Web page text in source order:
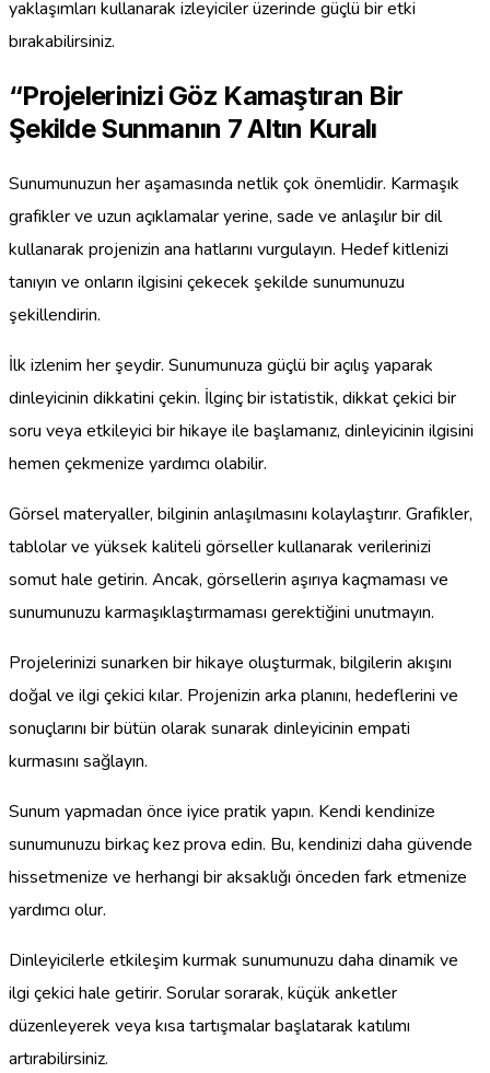
yaklaşımları kullanarak izleyiciler üzerinde güçlü bir etki
bırakabilirsiniz.
“Projelerinizi Göz Kamaştıran Bir
Şekilde Sunmanın 7 Altın Kuralı
Sunumunuzun her aşamasında netlik çok önemlidir. Karmaşık
grafikler ve uzun açıklamalar yerine, sade ve anlaşılır bir dil
kullanarak projenizin ana hatlarını vurgulayın. Hedef kitlenizi
tanıyın ve onların ilgisini çekecek şekilde sunumunuzu
şekillendirin.
İlk izlenim her şeydir. Sunumunuza güçlü bir açılış yaparak
dinleyicinin dikkatini çekin. İlginç bir istatistik, dikkat çekici bir
soru veya etkileyici bir hikaye ile başlamanız, dinleyicinin ilgisini
hemen çekmenize yardımcı olabilir.
Görsel materyaller, bilginin anlaşılmasını kolaylaştırır. Grafikler,
tablolar ve yüksek kaliteli görseller kullanarak verilerinizi
somut hale getirin. Ancak, görsellerin aşırıya kaçmaması ve
sunumunuzu karmaşıklaştırmaması gerektiğini unutmayın.
Projelerinizi sunarken bir hikaye oluşturmak, bilgilerin akışını
doğal ve ilgi çekici kılar. Projenizin arka planını, hedeflerini ve
sonuçlarını bir bütün olarak sunarak dinleyicinin empati
kurmasını sağlayın.
Sunum yapmadan önce iyice pratik yapın. Kendi kendinize
sunumunuzu birkaç kez prova edin. Bu, kendinizi daha güvende
hissetmenize ve herhangi bir aksaklığı önceden fark etmenize
yardımcı olur.
Dinleyicilerle etkileşim kurmak sunumunuzu daha dinamik ve
ilgi çekici hale getirir. Sorular sorarak, küçük anketler
düzenleyerek veya kısa tartışmalar başlatarak katılımı
artırabilirsiniz.